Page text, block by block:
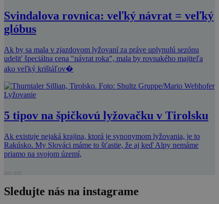
Svindalova rovnica: veľký návrat = veľký
glóbus
Ak by sa mala v zjazdovom lyžovaní za práve uplynulú sezónu
udeliť špeciálna cena "návrat roka", mala by rovnakého majiteľa
ako veľký krištáľov�
Lyžovanie
5 tipov na špičkovú lyžovačku v Tirolsku
Ak existuje nejaká krajina, ktorá je synonymom lyžovania, je to
Rakúsko. My Slováci máme to šťastie, že aj keď Alpy nemáme
priamo na svojom území,
Sledujte nás na instagrame